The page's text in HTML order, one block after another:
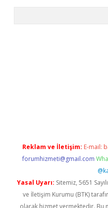
Reklam ve İletişim: E-mail:
forumhizmeti@gmail.com
Yasal Uyarı: Sitemiz, 5651
ve İletişim Kurumu (BTK)
olarak hizmet vermektedir. Bu